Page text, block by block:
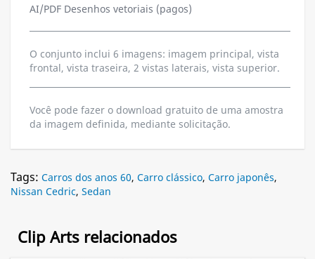
AI/PDF Desenhos vetoriais (pagos)
O conjunto inclui 6 imagens: imagem principal, vista
frontal, vista traseira, 2 vistas laterais, vista superior.
Você pode fazer o download gratuito de uma amostra
da imagem definida, mediante solicitação.
Tags: Carros dos anos 60, Carro clássico, Carro japonês,
Nissan Cedric, Sedan
Clip Arts relacionados